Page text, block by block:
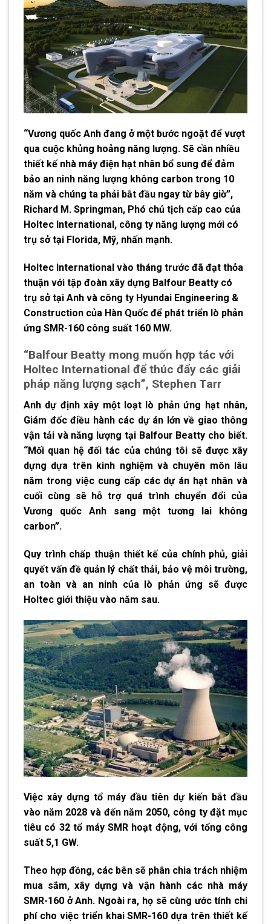
“Vương quốc Anh đang ở một bước ngoặt để vượt
qua cuộc khủng hoảng năng lượng. Sẽ cần nhiều
thiết kế nhà máy điện hạt nhân bổ sung để đảm
bảo an ninh năng lượng không carbon trong 10
năm và chúng ta phải bắt đầu ngay từ bây giờ”,
Richard M. Springman, Phó chủ tịch cấp cao của
Holtec International, công ty năng lượng mới có
trụ sở tại Florida, Mỹ, nhấn mạnh.
Holtec International vào tháng trước đã đạt thỏa
thuận với tập đoàn xây dựng Balfour Beatty có
trụ sở tại Anh và công ty Hyundai Engineering &
Construction của Hàn Quốc để phát triển lò phản
ứng SMR-160 công suất 160 MW.
“Balfour Beatty mong muốn hợp tác với
Holtec International để thúc đẩy các giải
pháp năng lượng sạch”, Stephen Tarr
Anh dự định xây một loạt lò phản ứng hạt nhân,
Giám đốc điều hành các dự án lớn về giao thông
vận tải và năng lượng tại Balfour Beatty cho biết.
“Mối quan hệ đối tác của chúng tôi sẽ được xây
dựng dựa trên kinh nghiệm và chuyên môn lâu
năm trong việc cung cấp các dự án hạt nhân và
cuối cùng sẽ hỗ trợ quá trình chuyển đổi của
Vương quốc Anh sang một tương lai không
carbon”.
Quy trình chấp thuận thiết kế của chính phủ, giải
quyết vấn đề quản lý chất thải, bảo vệ môi trường,
an toàn và an ninh của lò phản ứng sẽ được
Holtec giới thiệu vào năm sau.
Việc xây dựng tổ máy đầu tiên dự kiến bắt đầu
vào năm 2028 và đến năm 2050, công ty đặt mục
tiêu có 32 tổ máy SMR hoạt động, với tổng công
suất 5,1 GW.
Theo hợp đồng, các bên sẽ phân chia trách nhiệm
mua sắm, xây dựng và vận hành các nhà máy
SMR-160 ở Anh. Ngoài ra, họ sẽ cùng ước tính chi
phí cho việc triển khai SMR-160 dựa trên thiết kế